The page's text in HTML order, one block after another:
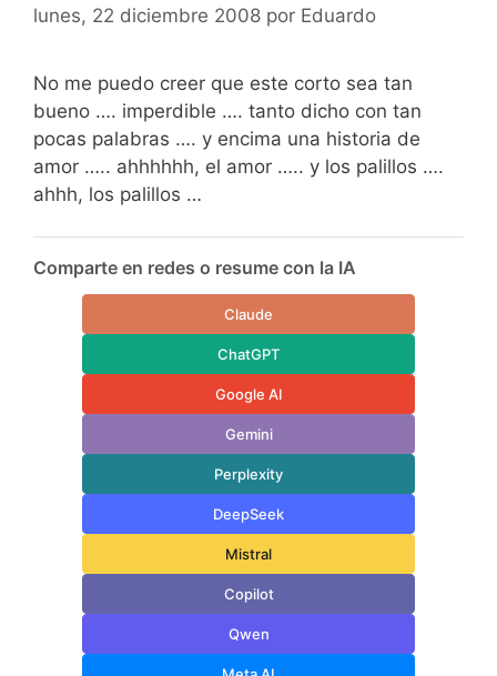
lunes, 22 diciembre 2008 por Eduardo
No me puedo creer que este corto sea tan
bueno …. imperdible …. tanto dicho con tan
pocas palabras …. y encima una historia de
amor ….. ahhhhhh, el amor ….. y los palillos ….
ahhh, los palillos …
Comparte en redes o resume con la IA
Claude
ChatGPT
Google AI
Gemini
Perplexity
DeepSeek
Mistral
Copilot
Qwen